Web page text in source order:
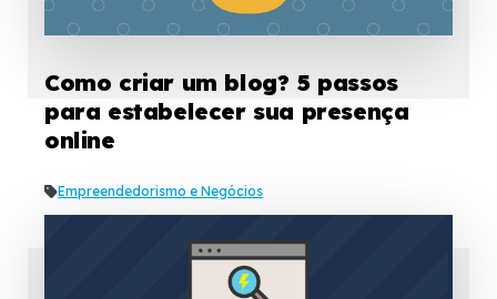
Como criar um blog? 5 passos
para estabelecer sua presença
online
Empreendedorismo e Negócios